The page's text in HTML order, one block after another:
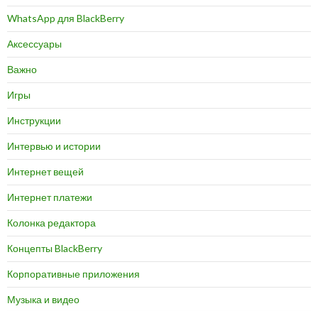
WhatsApp для BlackBerry
Аксессуары
Важно
Игры
Инструкции
Интервью и истории
Интернет вещей
Интернет платежи
Колонка редактора
Концепты BlackBerry
Корпоративные приложения
Музыка и видео